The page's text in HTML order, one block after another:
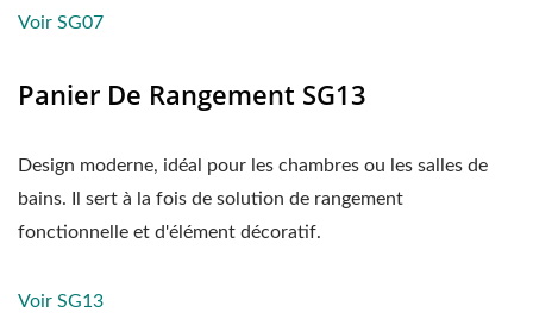
Voir SG07
Panier De Rangement SG13
Design moderne, idéal pour les chambres ou les salles de
bains. Il sert à la fois de solution de rangement
fonctionnelle et d'élément décoratif.
Voir SG13